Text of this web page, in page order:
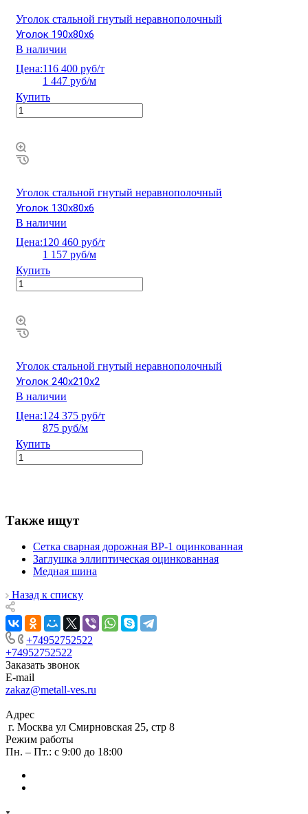
Уголок стальной гнутый неравнополочный
Уголок 190х80х6
В наличии
Цена:116 400 руб/т
1 447 руб/м
Купить
Уголок стальной гнутый неравнополочный
Уголок 130х80х6
В наличии
Цена:120 460 руб/т
1 157 руб/м
Купить
Уголок стальной гнутый неравнополочный
Уголок 240х210х2
В наличии
Цена:124 375 руб/т
875 руб/м
Купить
Также ищут
Сетка сварная дорожная ВР-1 оцинкованная
Заглушка эллиптическая оцинкованная
Медная шина
Назад к списку
+74952752522
+74952752522
Заказать звонок
E-mail
zakaz@metall-ves.ru
Адрес
г. Москва ул Смирновская 25, стр 8
Режим работы
Пн. – Пт.: с 9:00 до 18:00